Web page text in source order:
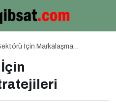
İçin Markalaşma
Neden Son Yıllarda Daha